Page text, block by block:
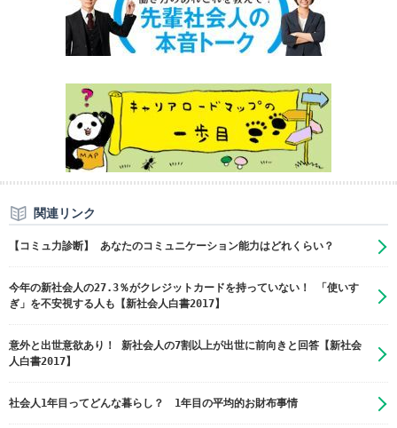
関連リンク
【コミュ力診断】 あなたのコミュニケーション能力はどれくらい？
今年の新社会人の27.3％がクレジットカードを持っていない！ 「使いす
ぎ」を不安視する人も【新社会人白書2017】
意外と出世意欲あり！ 新社会人の7割以上が出世に前向きと回答【新社会
人白書2017】
社会人1年目ってどんな暮らし？ 1年目の平均的お財布事情